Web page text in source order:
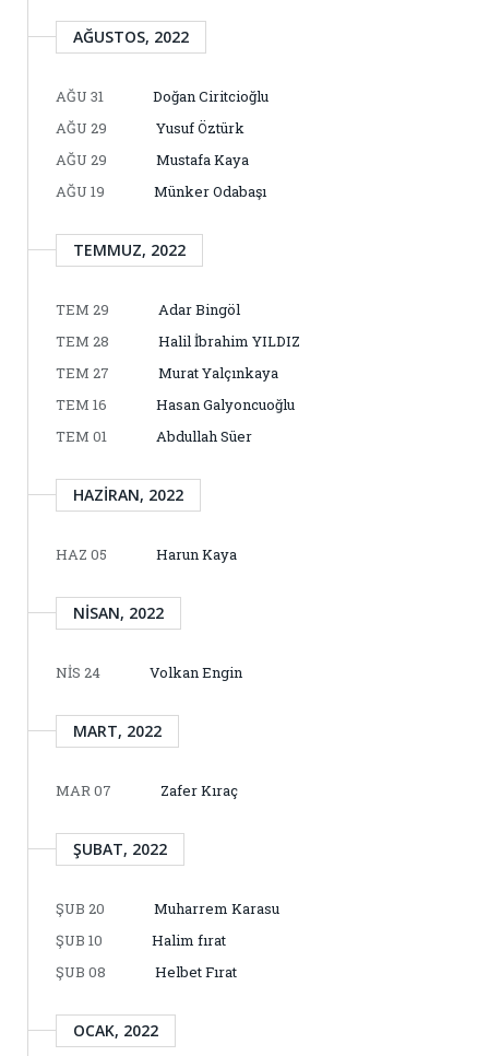
AĞUSTOS, 2022
AĞU 31
Doğan Ciritcioğlu
AĞU 29
Yusuf Öztürk
AĞU 29
Mustafa Kaya
AĞU 19
Münker Odabaşı
TEMMUZ, 2022
TEM 29
Adar Bingöl
TEM 28
Halil İbrahim YILDIZ
TEM 27
Murat Yalçınkaya
TEM 16
Hasan Galyoncuoğlu
TEM 01
Abdullah Süer
HAZIRAN, 2022
HAZ 05 Harun Kaya
NISAN, 2022
NIS 24 Volkan Engin
MART, 2022
MAR 07 Zafer Kıraç
ŞUBAT, 2022
ŞUB 20
Muharrem Karasu
ŞUB 10
Halim fırat
ŞUB 08
Helbet Fırat
OCAK, 2022